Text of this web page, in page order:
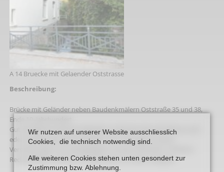
A 14 Bruecke mit Gelaender Oststrasse
Beschreibung:
Brücke mit Geländer neben Baudenkmälern Oststraße 35 und 38,
Ende 19. Jahrhundert
Gut erhaltenes eisemes Geländer an Brücke über die Werse; auf j
eder Straßenseite fünf Zierfelder mit x-fórmigen inneren
Verstrebungen und übergelegtem inneren Rechteck; mittleren
Rechteckfeldv auf linker Straßenseite mit altem Wappen.
Wir nutzen auf unserer Website ausschliesslich
Cookies, die technisch notwendig sind.
Alle weiteren Cookies stehen unten gesondert zur
Zustimmung bzw. Ablehnung.